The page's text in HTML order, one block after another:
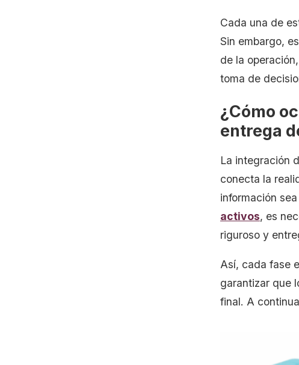
Cada una de
Sin embargo,
de la
toma de
¿Cómo
entrega
La integración
conecta la
información
activos, es
riguroso y
Así, cada fase
garantizar que
final. A